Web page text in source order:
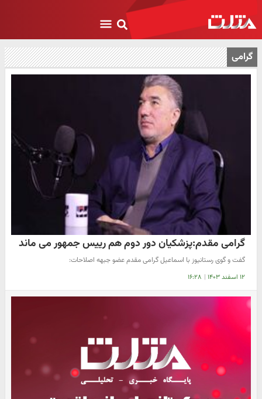
گرامی
گرامی مقدم:پزشکیان دور دوم هم رییس جمهور می ماند
گفت و گوی رستانیوز با اسماعیل گرامی مقدم عضو جبهه اصلاحات:
۱۲ اسفند ۱۴۰۳ | ۱۶:۲۸